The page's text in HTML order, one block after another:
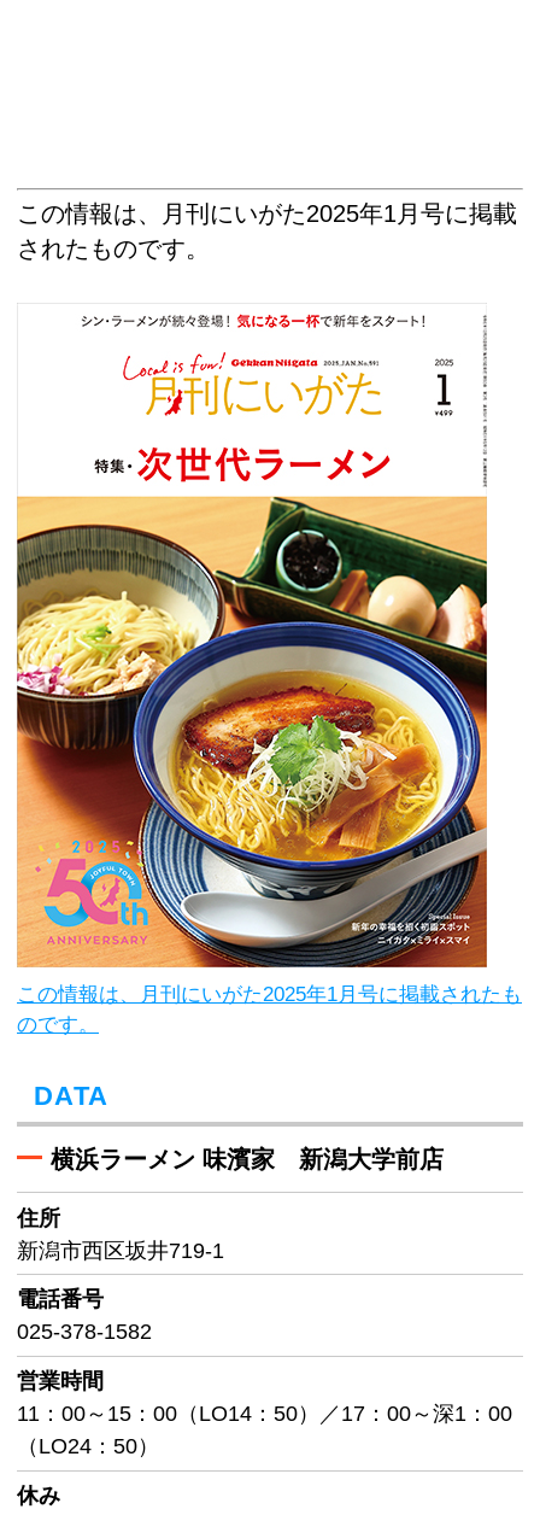
この情報は、月刊にいがた2025年1月号に掲載
されたものです。
この情報は、月刊にいがた2025年1月号に掲載されたも
のです。
DATA
横浜ラーメン 味濱家 新潟大学前店
住所
新潟市西区坂井719-1
電話番号
025-378-1582
営業時間
11：00～15：00（LO14：50）／17：00～深1：00
（LO24：50）
休み